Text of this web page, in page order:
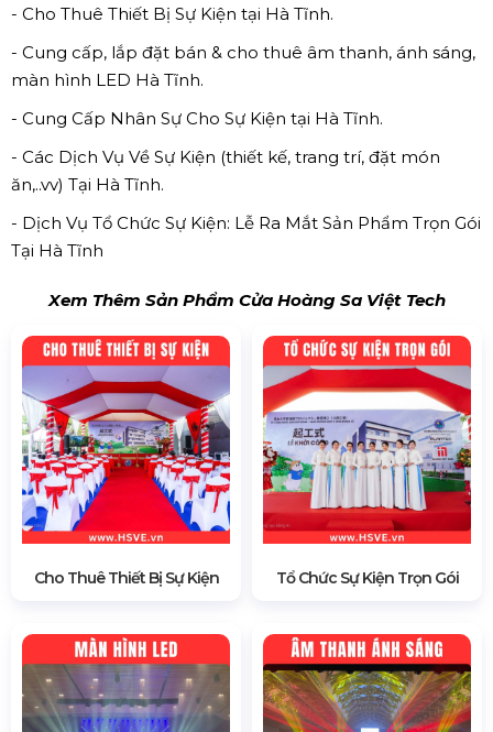
- Cho Thuê Thiết Bị Sự Kiện tại Hà Tĩnh.
- Cung cấp, lắp đặt bán & cho thuê âm thanh, ánh sáng,
màn hình LED Hà Tĩnh.
- Cung Cấp Nhân Sự Cho Sự Kiện tại Hà Tĩnh.
- Các Dịch Vụ Về Sự Kiện (thiết kế, trang trí, đặt món
ăn,..vv) Tại Hà Tĩnh.
- Dịch Vụ Tổ Chức Sự Kiện: Lễ Ra Mắt Sản Phẩm Trọn Gói
Tại Hà Tĩnh
Xem Thêm Sản Phẩm Cửa Hoàng Sa Việt Tech
Cho Thuê Thiết Bị Sự Kiện Tổ Chức Sự Kiện Trọn Gói